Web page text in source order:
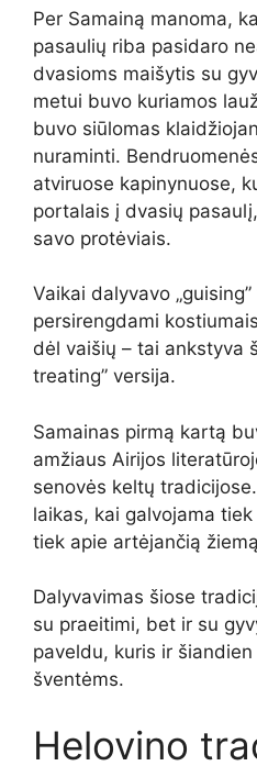
Per Samainą manoma,
pasaulių riba pasidaro
dvasioms maišytis su
metui buvo kuriamos
buvo siūlomas
nuraminti.
atviruose kapinynuose,
portalais į dvasių
savo protėviais.
Vaikai dalyvavo
persirengdami
dėl vaišių – tai ankstyva
treating” versija.
Samainas pirmą kartą
amžiaus Airijos
senovės keltų
laikas, kai galvojama
tiek apie artėjančią
Dalyvavimas šiose
su praeitimi, bet ir su
paveldu, kuris ir
šventėms.
Helovino